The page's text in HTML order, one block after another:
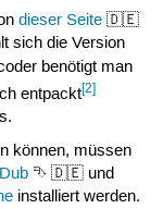
dieser Seite🇩🇪
sich die Version
benötigt man
entpackt[2]
können, müssen
⮷ 🇩🇪 und
installiert werden.